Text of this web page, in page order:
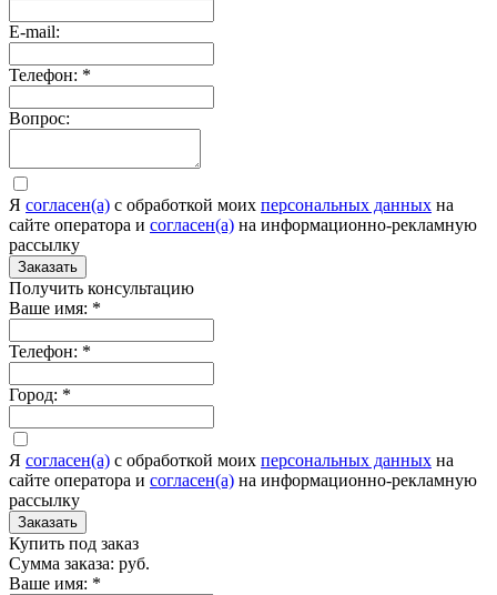
E-mail:
Телефон: *
Вопрос:
Я согласен(а) c обработкой моих персональных данных на
сайте оператора и согласен(а) на информационно-рекламную
рассылку
Заказать
Получить консультацию
Ваше имя: *
Телефон: *
Город: *
Я согласен(а) c обработкой моих персональных данных на
сайте оператора и согласен(а) на информационно-рекламную
рассылку
Заказать
Купить под заказ
Сумма заказа: руб.
Ваше имя: *